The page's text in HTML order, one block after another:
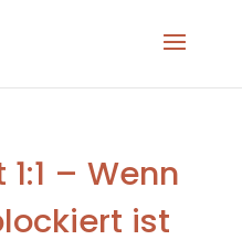
– Wenn
ist